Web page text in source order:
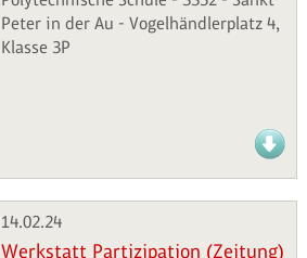
Peter in der Au - Vogelhändlerplatz 4,
Klasse 3P
14.02.24
Werkstatt Partizipation (Zeitung)